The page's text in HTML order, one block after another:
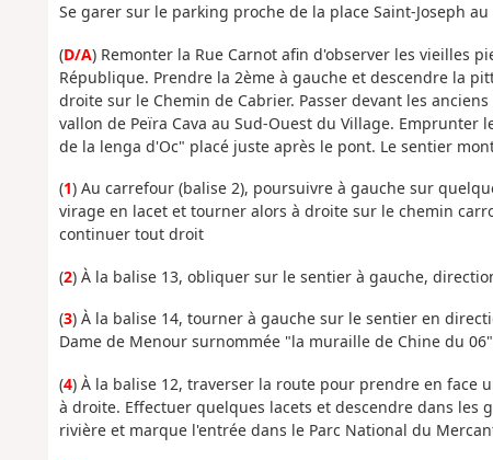
Se garer sur le parking proche de la place Saint-Joseph
(D/A) Remonter la Rue Carnot afin d'observer les vieilles
République. Prendre la 2ème à gauche et descendre la
droite sur le Chemin de Cabrier. Passer devant les
vallon de Peïra Cava au Sud-Ouest du Village. Emprunter
de la lenga d'Oc" placé juste après le pont. Le sentier
(1) Au carrefour (balise 2), poursuivre à gauche sur
virage en lacet et tourner alors à droite sur le chemin
continuer tout droit
(2) À la balise 13, obliquer sur le sentier à gauche,
(3) À la balise 14, tourner à gauche sur le sentier en
Dame de Menour surnommée "la muraille de Chine du
(4) À la balise 12, traverser la route pour prendre en face
à droite. Effectuer quelques lacets et descendre dans
rivière et marque l'entrée dans le Parc National du